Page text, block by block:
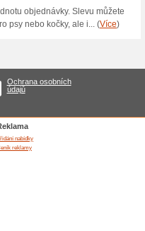
Akce
cena 9 999
vhodná pro
do